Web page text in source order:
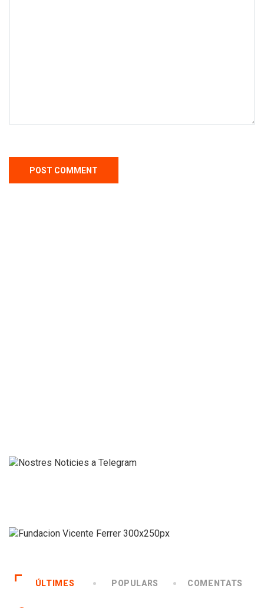
ÚLTIMES POPULARS COMENTATS